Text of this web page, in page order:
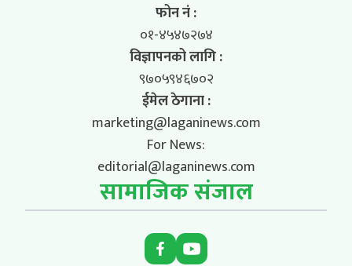
फोन नं :
०१-४५४७२७४
विज्ञापनको लागि :
९७०५९४६७०२
ईमेल ठेगाना :
marketing@laganinews.com
For News:
editorial@laganinews.com
सामाजिक संजाल